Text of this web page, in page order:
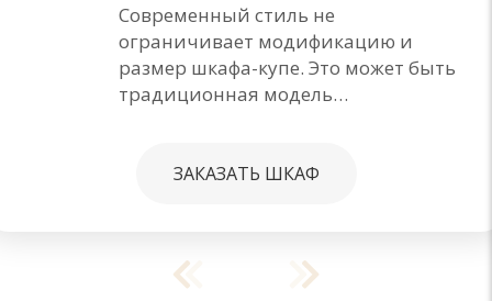
Современный стиль не
ограничивает модификацию и
размер шкафа-купе. Это может быть
традиционная модель…
ЗАКАЗАТЬ ШКАФ